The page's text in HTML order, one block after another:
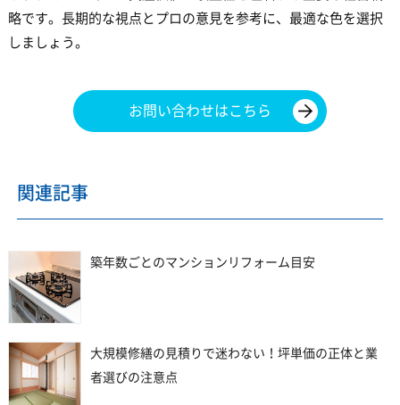
略です。長期的な視点とプロの意見を参考に、最適な色を選択
しましょう。
お問い合わせはこちら
関連記事
築年数ごとのマンションリフォーム目安
大規模修繕の見積りで迷わない！坪単価の正体と業
者選びの注意点